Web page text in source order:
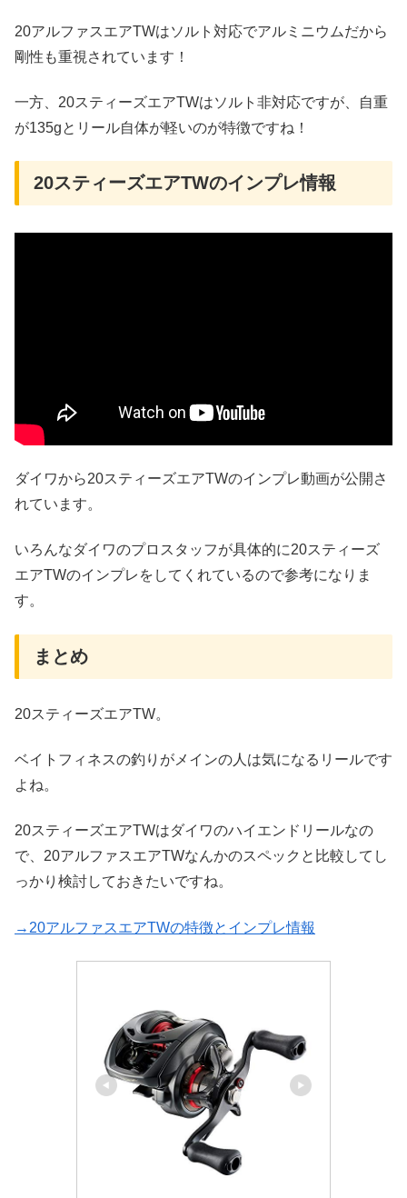
20アルファスエアTWはソルト対応でアルミニウムだから
剛性も重視されています！
一方、20スティーズエアTWはソルト非対応ですが、自重
が135gとリール自体が軽いのが特徴ですね！
20スティーズエアTWのインプレ情報
ダイワから20スティーズエアTWのインプレ動画が公開さ
れています。
いろんなダイワのプロスタッフが具体的に20スティーズ
エアTWのインプレをしてくれているので参考になりま
す。
まとめ
20スティーズエアTW。
ベイトフィネスの釣りがメインの人は気になるリールです
よね。
20スティーズエアTWはダイワのハイエンドリールなの
で、20アルファスエアTWなんかのスペックと比較してし
っかり検討しておきたいですね。
→20アルファスエアTWの特徴とインプレ情報